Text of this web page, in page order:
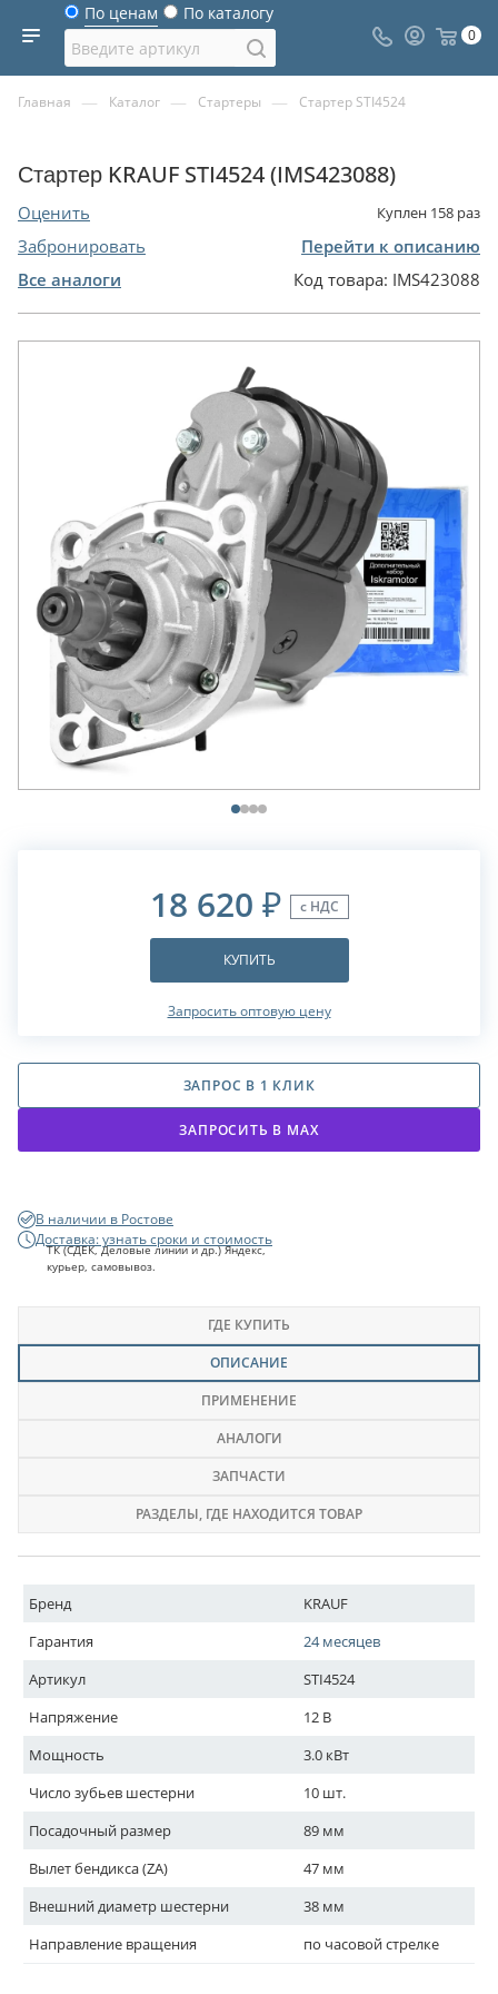
По ценам По каталогу
0
Главная — Каталог — Стартеры — Стартер STI4524
Стартер KRAUF STI4524 (IMS423088)
Оценить Куплен 158 раз
Забронировать
Перейти к описанию
Все аналоги
Код товара: IMS423088
18 620 ₽ с НДС
КУПИТЬ
Запросить оптовую цену
ЗАПРОС В 1 КЛИК
ЗАПРОСИТЬ В МАХ
В наличии в Ростове
Доставка: узнать сроки и стоимость
ТК (СДЕК, Деловые линии и др.) Яндекс,
курьер, самовывоз.
ГДЕ КУПИТЬ
ОПИСАНИЕ
ПРИМЕНЕНИЕ
АНАЛОГИ
ЗАПЧАСТИ
РАЗДЕЛЫ, ГДЕ НАХОДИТСЯ ТОВАР
Бренд
KRAUF
Гарантия
24 месяцев
Артикул
STI4524
Напряжение
12 В
Мощность
3.0 кВт
Число зубьев шестерни
10 шт.
Посадочный размер
89 мм
Вылет бендикса (ZA)
47 мм
Внешний диаметр шестерни
38 мм
Направление вращения
по часовой стрелке